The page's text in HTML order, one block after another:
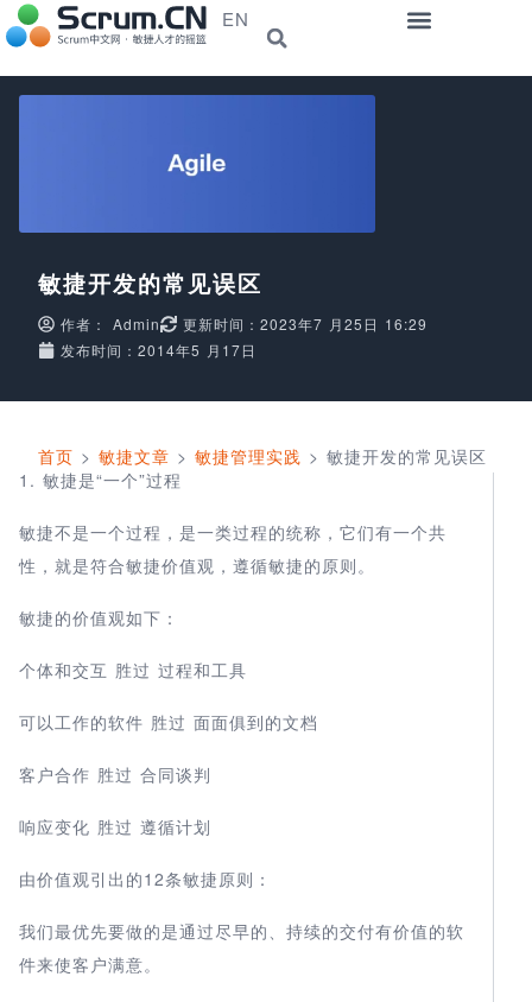
EN
敏捷开发的常见误区
作者： Admin
更新时间：2023年7 月25日 16:29
发布时间：2014年5 月17日
首页 > 敏捷文章 > 敏捷管理实践 > 敏捷开发的常见误区
1. 敏捷是“一个”过程
敏捷不是一个过程，是一类过程的统称，它们有一个共
性，就是符合敏捷价值观，遵循敏捷的原则。
敏捷的价值观如下：
个体和交互 胜过 过程和工具
可以工作的软件 胜过 面面俱到的文档
客户合作 胜过 合同谈判
响应变化 胜过 遵循计划
由价值观引出的12条敏捷原则：
我们最优先要做的是通过尽早的、持续的交付有价值的软
件来使客户满意。